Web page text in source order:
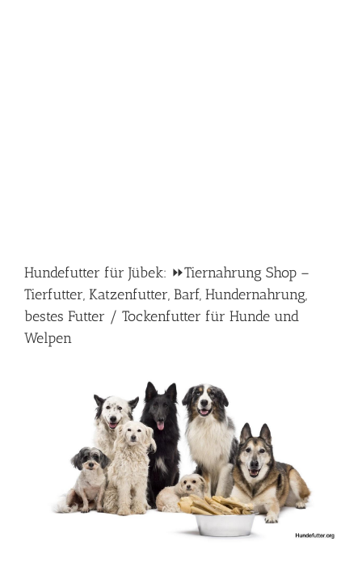
Hundefutter für Jübek: ⏩Tiernahrung Shop –
Tierfutter, Katzenfutter, Barf, Hundernahrung,
bestes Futter / Tockenfutter für Hunde und
Welpen